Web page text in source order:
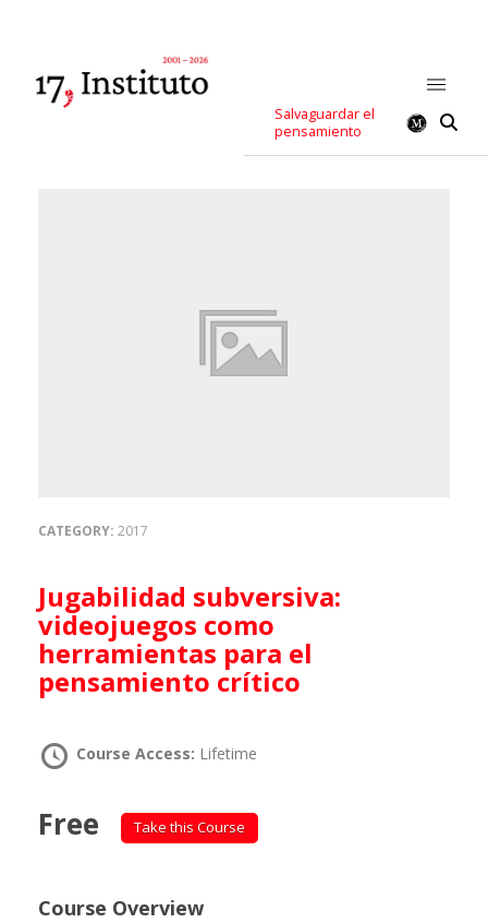
Salvaguardar el
pensamiento
CATEGORY: 2017
Jugabilidad subversiva:
videojuegos como
herramientas para el
pensamiento crítico
Course Access: Lifetime
Free Take this Course
Course Overview